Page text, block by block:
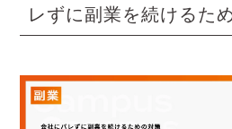
レずに副業を続けるた